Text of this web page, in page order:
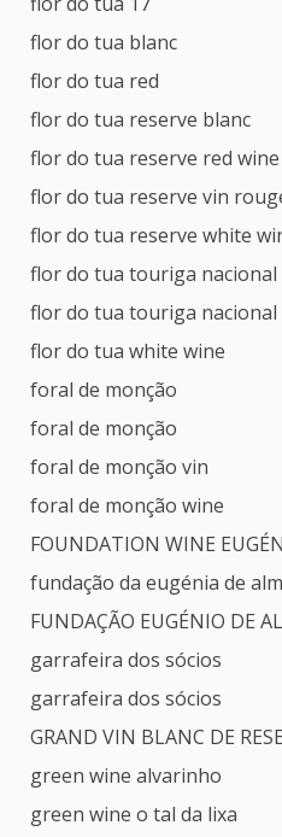
flor do tua blanc
flor do tua red
flor do tua reserve blanc
flor do tua reserve red wine
flor do tua reserve vin
flor do tua reserve white
flor do tua touriga nacional
flor do tua touriga nacional
flor do tua white wine
foral de monção
foral de monção
foral de monção vin
foral de monção wine
FOUNDATION WINE
fundação da eugénia de
FUNDAÇÃO EUGÉNIO DE
garrafeira dos sócios
garrafeira dos sócios
GRAND VIN BLANC DE
green wine alvarinho
green wine o tal da lixa